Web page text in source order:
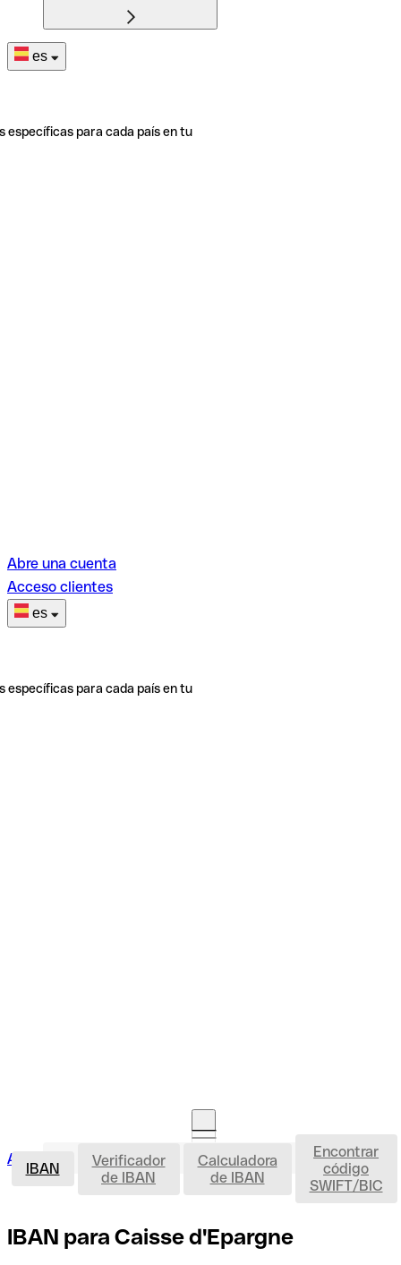
es
específicas para cada país en tu
Abre una cuenta
Acceso clientes
es
específicas para cada país en tu
Acceso clientesAbrir cuenta IBAN
IBAN
Verificador
de IBAN
Calculadora
de IBAN
Encontrar
código
SWIFT/BIC
IBAN para Caisse d'Epargne